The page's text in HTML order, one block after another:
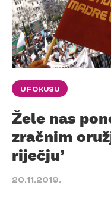
U FOKUSU
Žele nas
zračnim
riječju’
20.11.2019.